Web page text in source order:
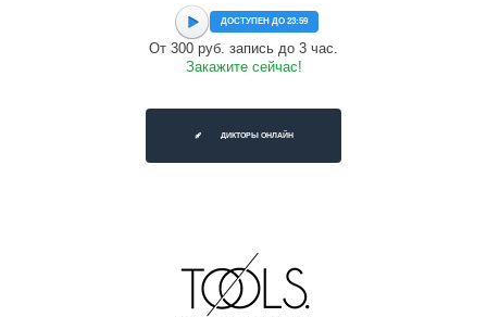
ДОСТУПЕН ДО 23:59
От 300 руб. запись до 3 час.
Закажите сейчас!
ДИКТОРЫ ОНЛАЙН